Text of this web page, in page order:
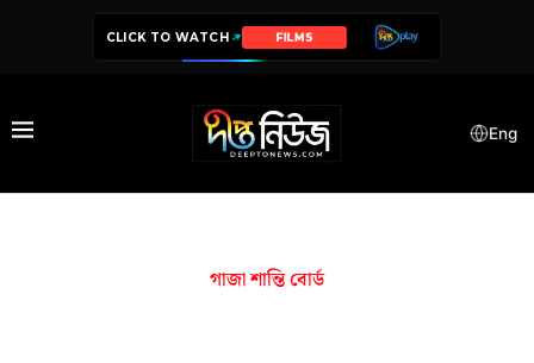
CLICK TO WATCH FILMS
Eng
গাজা শান্তি বোর্ড